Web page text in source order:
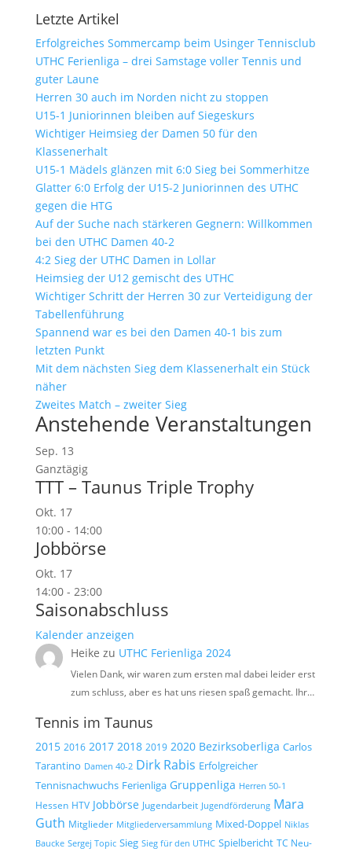
Letzte Artikel
Erfolgreiches Sommercamp beim Usinger Tennisclub
UTHC Ferienliga – drei Samstage voller Tennis und
guter Laune
Herren 30 auch im Norden nicht zu stoppen
U15-1 Juniorinnen bleiben auf Siegeskurs
Wichtiger Heimsieg der Damen 50 für den
Klassenerhalt
U15-1 Mädels glänzen mit 6:0 Sieg bei Sommerhitze
Glatter 6:0 Erfolg der U15-2 Juniorinnen des UTHC
gegen die HTG
Auf der Suche nach stärkeren Gegnern: Willkommen
bei den UTHC Damen 40-2
4:2 Sieg der UTHC Damen in Lollar
Heimsieg der U12 gemischt des UTHC
Wichtiger Schritt der Herren 30 zur Verteidigung der
Tabellenführung
Spannend war es bei den Damen 40-1 bis zum
letzten Punkt
Mit dem nächsten Sieg dem Klassenerhalt ein Stück
näher
Zweites Match – zweiter Sieg
Anstehende Veranstaltungen
Sep. 13
Ganztägig
TTT – Taunus Triple Trophy
Okt. 17
10:00- 14:00
Jobbörse
Okt. 17
14:00- 23:00
Saisonabschluss
Kalender anzeigen
Heike zu UTHC Ferienliga 2024
Vielen Dank, wir waren zum ersten mal dabei leider erst
zum schluss, aber es hat uns riesen spaß gemacht. Ihr…
Tennis im Taunus
2015 2016 2017 2018 2019 2020 Bezirksoberliga Carlos
Tarantino Damen 40-2 Dirk Rabis Erfolgreicher
Tennisnachwuchs Ferienliga Gruppenliga Herren 50-1
Hessen HTV Jobbörse Jugendarbeit Jugendförderung Mara
Guth Mitglieder Mitgliederversammlung Mixed-Doppel Niklas
Baucke Sergej Topic Sieg Sieg für den UTHC Spielbericht TC Neu-